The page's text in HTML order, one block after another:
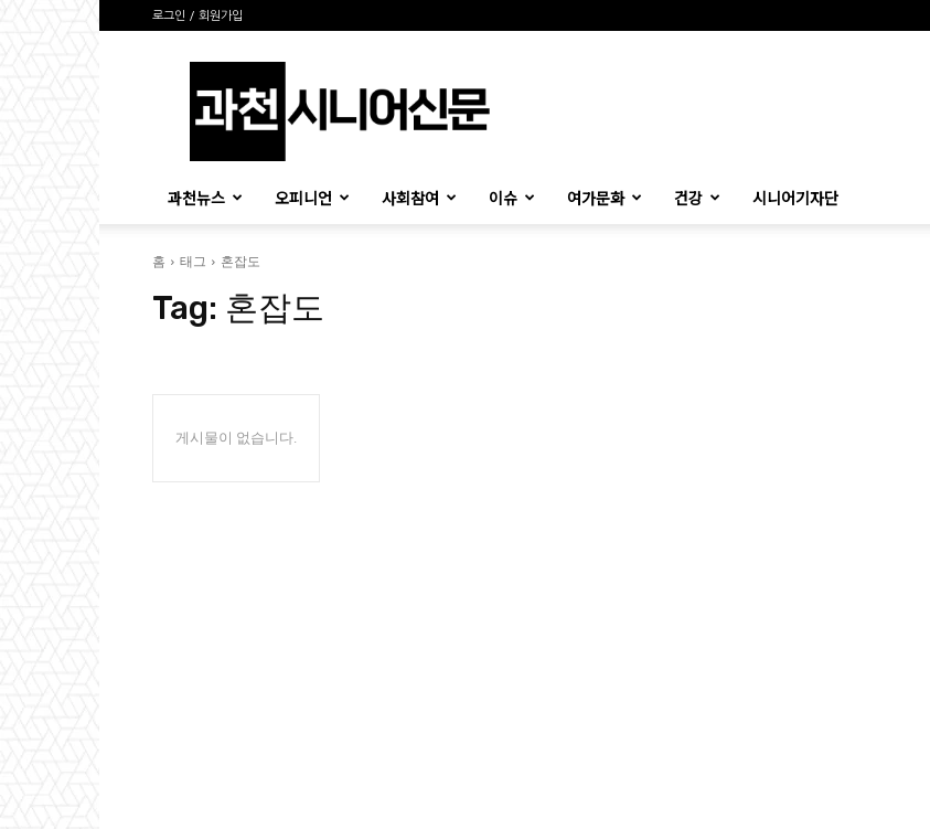
로그인 / 회원가입
시
과천뉴스 오피니언 사회참여 이슈 여가문화 건강 시니어기자단
홈 태그 혼잡도
Tag: 혼잡도
게시물이 없습니다.